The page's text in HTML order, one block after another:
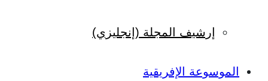
إرشيف المجلة (إنجليزي)
الموسوعة الإفريقية